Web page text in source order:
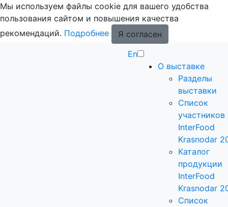
Мы используем файлы cookie для вашего удобства
пользования сайтом и повышения качества
рекомендаций. Подробнее
Я согласен
En
О выставке
Разделы
выставки
Список
участников
InterFood
Krasnodar
Каталог
продукции
InterFood
Krasnodar
Список